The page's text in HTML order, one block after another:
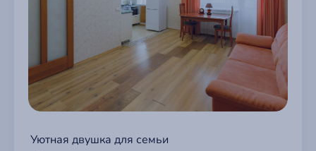
Уютная двушка для семьи